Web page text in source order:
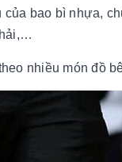
bao bì nhựa,
nhiều món đồ